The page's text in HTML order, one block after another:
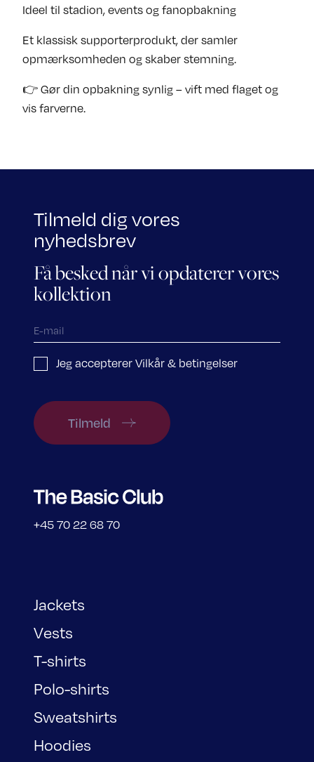
Ideel til stadion, events og fanopbakning
Et klassisk supporterprodukt, der samler
opmærksomheden og skaber stemning.
👉 Gør din opbakning synlig – vift med flaget og
vis farverne.
Tilmeld dig vores
nyhedsbrev
Få besked når vi opdaterer vores
kollektion
Jeg accepterer Vilkår & betingelser
Tilmeld
+45 70 22 68 70
Jackets
Vests
T-shirts
Polo-shirts
Sweatshirts
Hoodies